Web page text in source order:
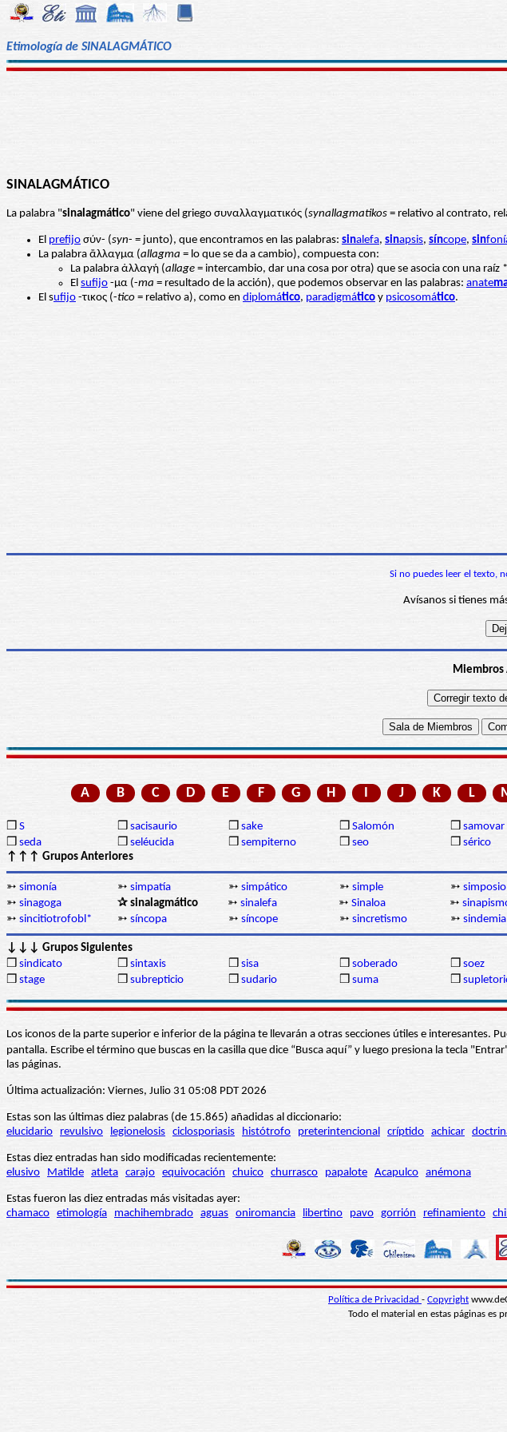
Etimología de SINALAGMÁTICO
SINALAGMÁTICO
La palabra "sinalagmático" viene del griego συναλλαγματικός (synallagmatikos = relativo al contrato,
El prefijo σύν- (syn- = junto), que encontramos en las palabras: sinalefa, sinapsis, síncope, sin
La palabra ἄλλαγμα (allagma = lo que se da a cambio), compuesta con:
La palabra ἀλλαγή (allage = intercambio, dar una cosa por otra) que se asocia con una raíz *
El sufijo -μα (-ma = resultado de la acción), que podemos observar en las palabras: anate
El sufijo -τικος (-tico = relativo a), como en diplomático, paradigmático y psicosomático.
Si no puedes leer el texto,
Avísanos si tienes
Miembros
A B C D E F G H I J K L
❒ S ❒ sacisaurio ❒ sake ❒ Salomón ❒ samovar
❒ seda ❒ seléucida ❒ sempiterno ❒ seo ❒ sérico
↑↑↑ Grupos Anteriores
➳ simonía ➳ simpatía ➳ simpático ➳ simple ➳ simposio
➳ sinagoga ✰ sinalagmático ➳ sinalefa ➳ Sinaloa ➳
➳ sincitiotrofobl* ➳ síncopa ➳ síncope ➳ sincretismo ➳ sindemia
↓↓↓ Grupos Siguientes
❒ sindicato ❒ sintaxis ❒ sisa ❒ soberado ❒ soez
❒ stage ❒ subrepticio ❒ sudario ❒ suma ❒
Los iconos de la parte superior e inferior de la página te llevarán a otras secciones útiles e
pantalla. Escribe el término que buscas en la casilla que dice “Busca aquí” y luego presiona la tecla
las páginas.
Última actualización: Viernes, Julio 31 05:08 PDT 2026
Estas son las últimas diez palabras (de 15.865) añadidas al diccionario:
elucidario
revulsivo legionelosis ciclosporiasis histótrofo preterintencional críptido achicar
Estas diez entradas han sido modificadas recientemente:
elusivo
Matilde atleta carajo equivocación chuico churrasco papalote Acapulco anémona
Estas fueron las diez entradas más visitadas ayer:
chamaco etimología machihembrado aguas oniromancia libertino pavo gorrión refinamiento
Política de Privacidad - Copyright
Todo el material en estas páginas es